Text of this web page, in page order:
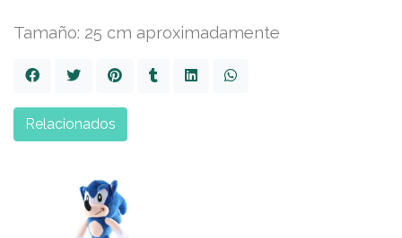
Tamaño: 25 cm aproximadamente
Relacionados